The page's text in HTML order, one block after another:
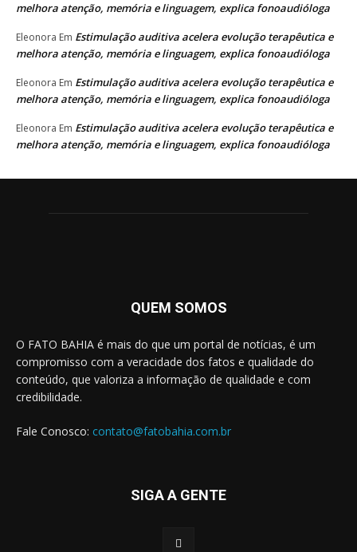
melhora atenção, memória e linguagem, explica fonoaudióloga
Eleonora Em Estimulação auditiva acelera evolução terapêutica e
melhora atenção, memória e linguagem, explica fonoaudióloga
Eleonora Em Estimulação auditiva acelera evolução terapêutica e
melhora atenção, memória e linguagem, explica fonoaudióloga
Eleonora Em Estimulação auditiva acelera evolução terapêutica e
melhora atenção, memória e linguagem, explica fonoaudióloga
QUEM SOMOS
O FATO BAHIA é mais do que um portal de notícias, é um
compromisso com a veracidade dos fatos e qualidade do
conteúdo, que valoriza a informação de qualidade e com
credibilidade.
Fale Conosco: contato@fatobahia.com.br
SIGA A GENTE